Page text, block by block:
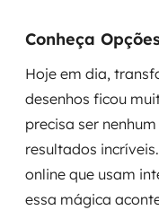
Conheça
Hoje em dia,
desenhos ficou
precisa ser
resultados
online que usam
essa mágica